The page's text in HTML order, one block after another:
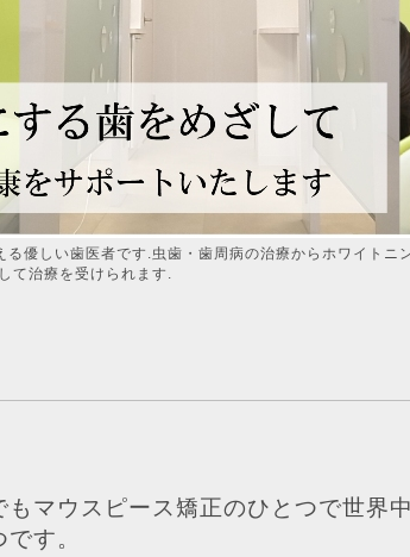
優しい歯医者です.虫歯・歯周病の治療からホワイトニ
て治療を受けられます.
もマウスピース矯正のひとつで世界中
す。